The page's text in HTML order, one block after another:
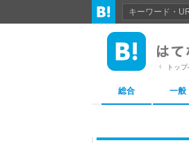
トッ
総合 一般